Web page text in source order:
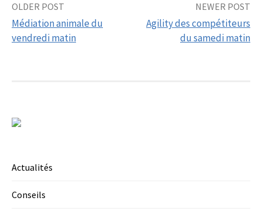
Post
navigation
OLDER POST
Médiation animale du
vendredi matin
NEWER POST
Agility des compétiteurs
du samedi matin
Actualités
Conseils